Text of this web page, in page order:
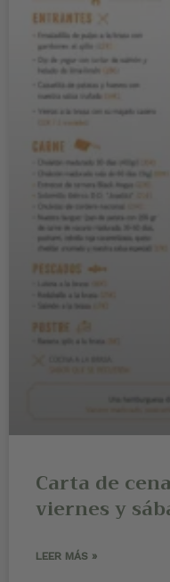
Carta de
viernes y
LEER MÁS »